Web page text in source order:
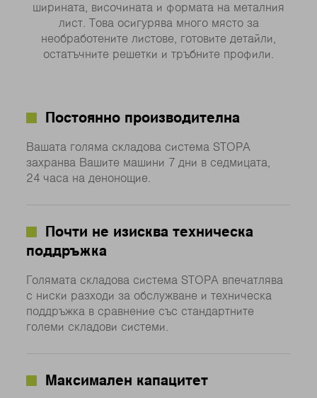
ширината, височината и формата на металния
лист. Това осигурява много място за
необработените листове, готовите детайли,
остатъчните решетки и тръбните профили.
Постоянно производителна
Вашата голяма складова система STOPA
захранва Вашите машини 7 дни в седмицата,
24 часа на денонощие.
Почти не изисква техническа
поддръжка
Голямата складова система STOPA впечатлява
с ниски разходи за обслужване и техническа
поддръжка в сравнение със стандартните
големи складови системи.
Максимален капацитет